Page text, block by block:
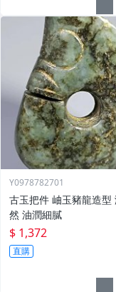
Y0978782701
古玉把件 岫玉豬龍造型
然 油潤細膩
$ 1,372
直購